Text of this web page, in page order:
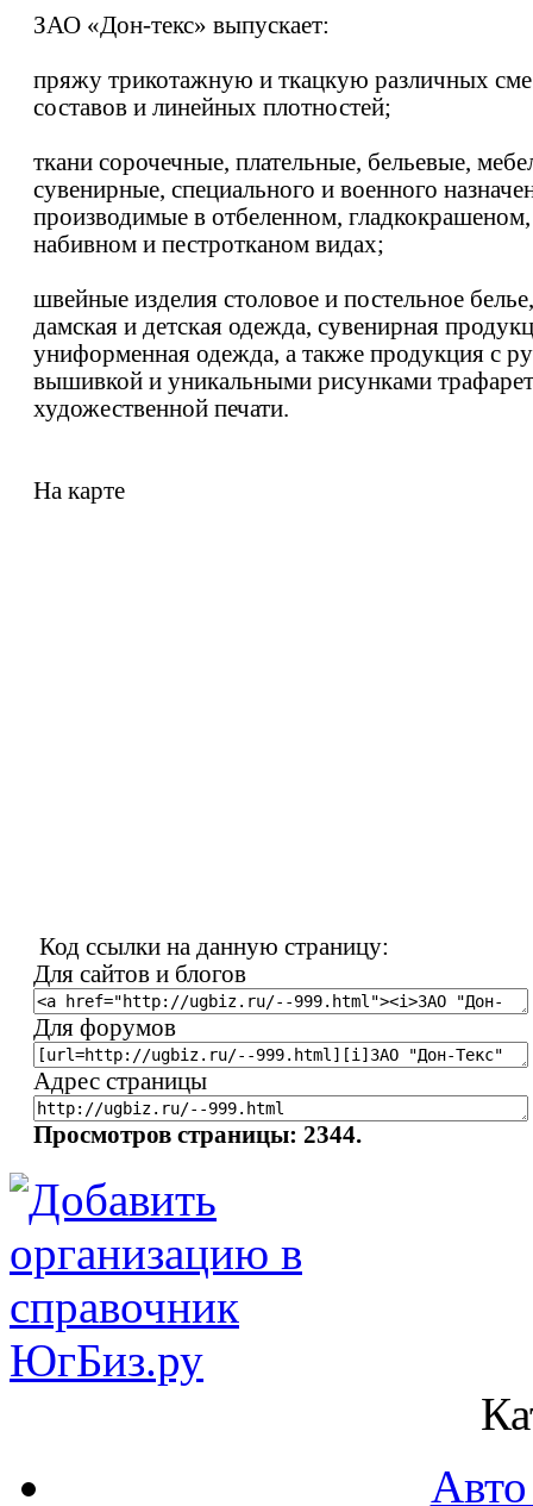
ЗАО «Дон-текс» выпускает:
пряжу трикотажную и ткацкую различных
составов и линейных плотностей;
ткани сорочечные, плательные, бельевые,
сувенирные, специального и военного
производимые в отбеленном, гладкокрашеном,
набивном и пестротканом видах;
швейные изделия столовое и постельное белье,
дамская и детская одежда, сувенирная
униформенная одежда, а также продукция с
вышивкой и уникальными рисунками
художественной печати.
На карте
Код ссылки на данную страницу:
Для сайтов и блогов
Для форумов
Адрес страницы
Просмотров страницы: 2344.